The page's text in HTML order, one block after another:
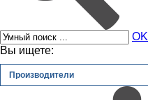
OK
Вы ищете:
Производители